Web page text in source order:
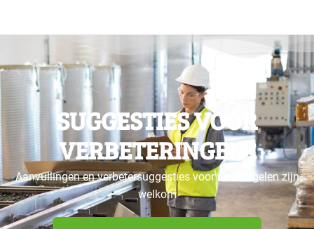
SUGGESTIES VOOR
VERBETERINGEN?
Aanvullingen en verbetersuggesties voor maatregelen zijn
welkom